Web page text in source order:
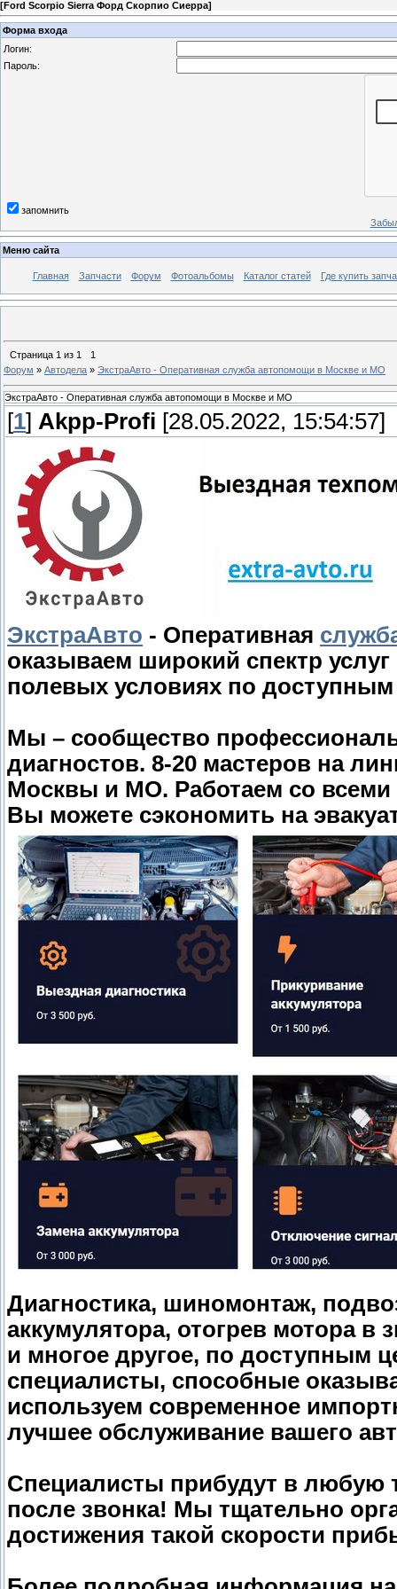
[Ford Scorpio Sierra Форд Скорпио Сиерра]
Форма входа
Логин:
Пароль:
запомнить
Меню сайта
Главная Запчасти Форум Фотоальбомы Каталог статей Где купить
Страница 1 из 1
1
Форум » Автодела » ЭкстраАвто - Оперативная служба автопомощи в Москве и МО
ЭкстраАвто - Оперативная служба автопомощи в Москве и МО
[1] Akpp-Profi [28.05.2022, 15:54:57]
ЭкстраАвто - Оперативная
оказываем широкий спектр
полевых условиях по
Мы – сообщество
диагностов. 8-20 мастеров на
Москвы и МО. Работаем со
Вы можете сэкономить на
Диагностика, шиномонтаж,
аккумулятора, отогрев мотора в
и многое другое, по доступным
специалисты, способные
используем современное
лучшее обслуживание вашего
Специалисты прибудут в любую
после звонка! Мы тщательно
достижения такой скорости